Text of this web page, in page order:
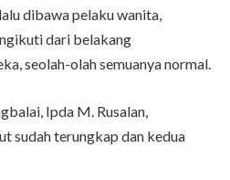
dibawa pelaku wanita,
dari belakang
seolah-olah semuanya normal.
Ipda M. Rusalan,
sudah terungkap dan kedua